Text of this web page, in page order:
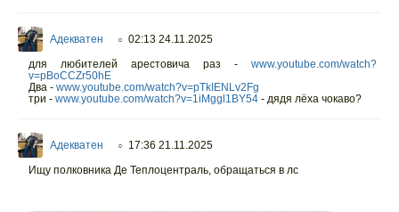
Адекватен ○ 02:13 24.11.2025
для любителей арестовича раз - www.youtube.com/watch?
v=pBoCCZr50hE
Два - www.youtube.com/watch?v=pTkIENLv2Fg
три - www.youtube.com/watch?v=1iMggl1BY54 - дядя лёха чокаво?
Адекватен ○ 17:36 21.11.2025
Ищу полковника Де Теплоцентраль, обращаться в лс